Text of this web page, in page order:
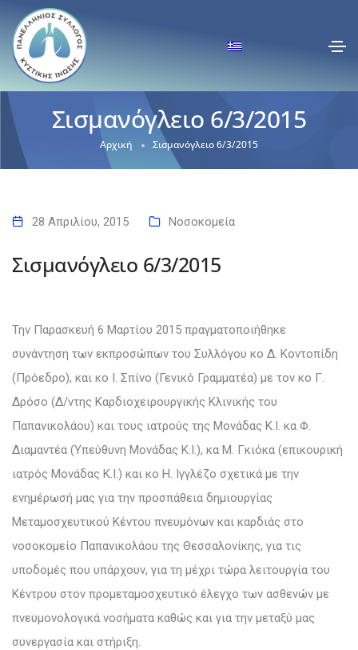
Σισμανόγλειο 6/3/2015
Αρχική Σισμανόγλειο 6/3/2015
28 Απριλίου, 2015 Νοσοκομεία
Σισμανόγλειο 6/3/2015
Την Παρασκευή 6 Μαρτίου 2015 πραγματοποιήθηκε
συνάντηση των εκπροσώπων του Συλλόγου κο Δ. Κοντοπίδη
(Πρόεδρο), και κο Ι. Σπίνο (Γενικό Γραμματέα) με τον κο Γ.
Δρόσο (Δ/ντης Καρδιοχειρουργικής Κλινικής του
Παπανικολάου) και τους ιατρούς της Μονάδας Κ.Ι. κα Φ.
Διαμαντέα (Υπεύθυνη Μονάδας Κ.Ι.), κα Μ. Γκιόκα (επικουρική
ιατρός Μονάδας Κ.Ι.) και κο Η. Ιγγλέζο σχετικά με την
ενημέρωσή μας για την προσπάθεια δημιουργίας
Μεταμοσχευτικού Κέντου πνευμόνων και καρδιάς στο
νοσοκομείο Παπανικολάου της Θεσσαλονίκης, για τις
υποδομές που υπάρχουν, για τη μέχρι τώρα λειτουργία του
Κέντρου στον προμεταμοσχευτικό έλεγχο των ασθενών με
πνευμονολογικά νοσήματα καθώς και για την μεταξύ μας
συνεργασία και στήριξη.